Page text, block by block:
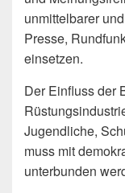
unmittelbarer
Presse,
einsetzen.
Der Einfluss der
Jugendliche,
muss mit
unterbunden